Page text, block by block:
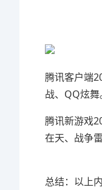
腾讯客户端
战、QQ炫舞
腾讯新游戏
在天、战争
总结：以上